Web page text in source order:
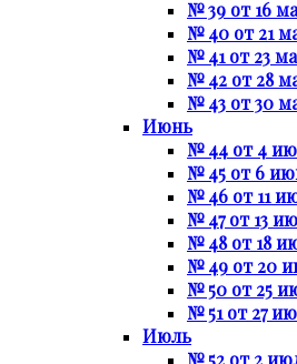
№ 39 от 16
№ 40 от 21
№ 41 от 23
№ 42 от 28
№ 43 от 30
Июнь
№ 44 от 4
№ 45 от 6
№ 46 от 11
№ 47 от 13
№ 48 от 18
№ 49 от 20
№ 50 от 25
№ 51 от 27
Июль
№ 52 от 2